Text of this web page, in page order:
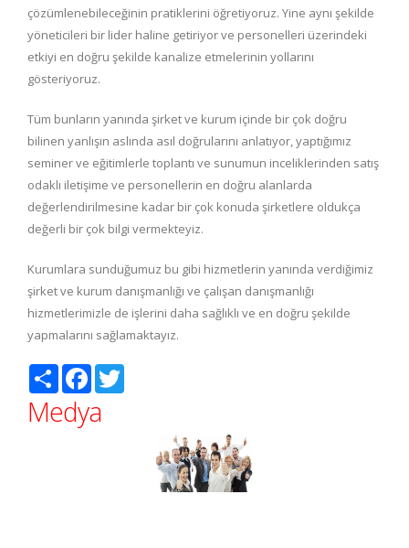
çözümlenebileceğinin pratiklerini öğretiyoruz. Yine aynı şekilde
yöneticileri bir lider haline getiriyor ve personelleri üzerindeki
etkiyi en doğru şekilde kanalize etmelerinin yollarını
gösteriyoruz.
Tüm bunların yanında şirket ve kurum içinde bir çok doğru
bilinen yanlışın aslında asıl doğrularını anlatıyor, yaptığımız
seminer ve eğitimlerle toplantı ve sunumun inceliklerinden satış
odaklı iletişime ve personellerin en doğru alanlarda
değerlendirilmesine kadar bir çok konuda şirketlere oldukça
değerli bir çok bilgi vermekteyiz.
Kurumlara sunduğumuz bu gibi hizmetlerin yanında verdiğimiz
şirket ve kurum danışmanlığı ve çalışan danışmanlığı
hizmetlerimizle de işlerini daha sağlıklı ve en doğru şekilde
yapmalarını sağlamaktayız.
Paylaş Facebook
Medya